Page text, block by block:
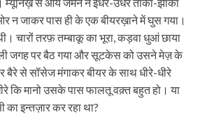
म्यूनिख़ से आये जर्मन ने इधर-उधर ताका-झांका
न जाकर पास ही के एक बीयरख़ाने में घुस गया।
चारों तरफ़ तम्बाकू का भूरा, कड़वा धुआं छाया
जगह पर बैठ गया और सूटकेस को उसने मेज़ के
बैरे से सॉसेज मंगाकर बीयर के साथ धीरे-धीरे
कि मानो उसके पास फालतू वक़्त बहुत हो। या
का इन्तज़ार कर रहा था?